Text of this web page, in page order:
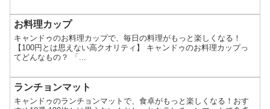
お料理カップ
キャンドゥのお料理カップで、毎日の料理がもっと楽しくなる！
【100円とは思えない高クオリティ】 キャンドゥのお料理カップっ
てどんなもの？ 「...
ランチョンマット
キャンドゥのランチョンマットで、食卓がもっと楽しくなる！おす